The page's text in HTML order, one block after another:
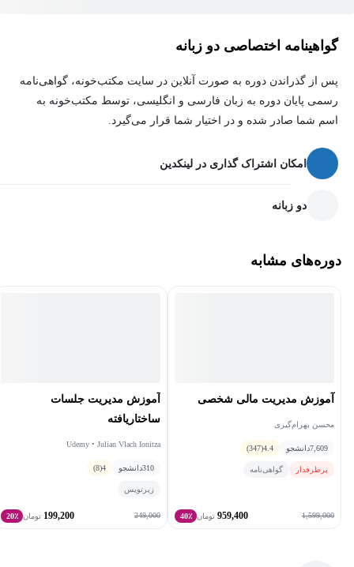
گواهینامه اختصاصی دو زبانه
پس از گذراندن دوره به صورت آنلاین در سایت مکتب‌خونه، گواهی‌نامه
رسمی پایان دوره به زبان فارسی و انگلیسی، توسط مکتب‌خونه به
اسم شما صادر شده و در اختیار شما قرار می‌گیرد.
امکان اشتراک گذاری در لینکدین
دو زبانه
دوره‌های مشابه
آموزش مدیریت مالی شخصی
محسن بهرام‌گیری
7,609دانشجو 4.4
(347)
پرطرفدار گواهی‌نامه
1,599,000
959,400 تومان 40٪
آموزش مدیریت جلسات
ساختاریافته
Udemy • Julian Vlach Ionitza
310دانشجو 4
(8)
زیرنویس
249,000
199,200 تومان 20٪